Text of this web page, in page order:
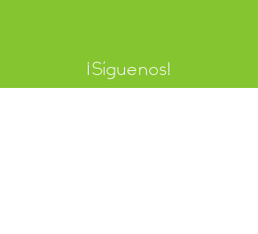
¡Síguenos!